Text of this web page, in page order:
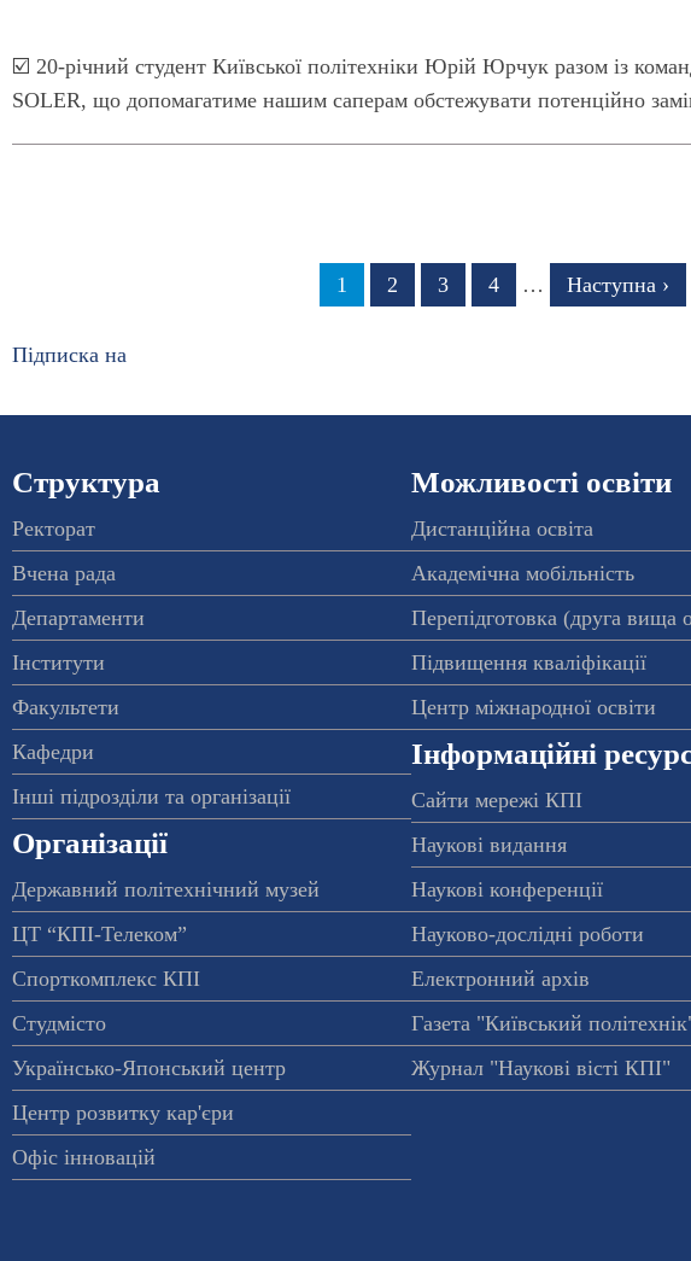
☑️ 20-річний студент Київської політехніки Юрій Юрчук разом із
SOLER, що допомагатиме нашим саперам обстежувати потенційно
Сторінка
1 Сторінка
2 Сторінка
3 Сторінка
4 …
Наступна
Наступна ›
Підписка на
Структура
Ректорат
Вчена рада
Департаменти
Інститути
Факультети
Кафедри
Інші підрозділи та організації
Організації
Державний політехнічний музей
ЦТ “КПІ-Телеком”
Спорткомплекс КПІ
Студмісто
Українсько-Японський центр
Центр розвитку кар'єри
Офіс інновацій
Можливості освіти
Дистанційна освіта
Академічна мобільність
Перепідготовка (друга вища
Підвищення кваліфікації
Центр міжнародної освіти
Інформаційні
Сайти мережі КПІ
Наукові видання
Наукові конференції
Науково-дослідні роботи
Електронний архів
Газета "Київський
Журнал "Наукові вісті КПІ"